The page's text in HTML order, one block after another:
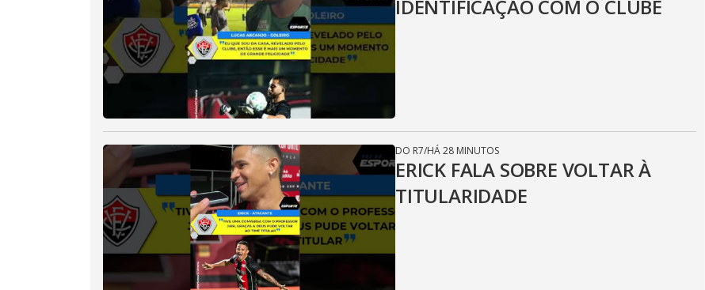
IDENTIFICAÇÃO COM O CLUBE
DO R7/HÁ 28 MINUTOS
ERICK FALA SOBRE VOLTAR À
TITULARIDADE